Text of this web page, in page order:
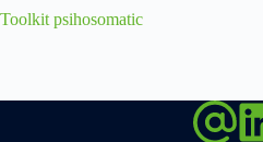
Toolkit psihosomatic